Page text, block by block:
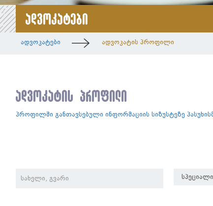
ადვოკატები
ადვოკატები ადვოკატის პროფილი
ადვოკატის პროფილი
პროფილში განთავსებული ინფორმაციის სიზუსტეზე